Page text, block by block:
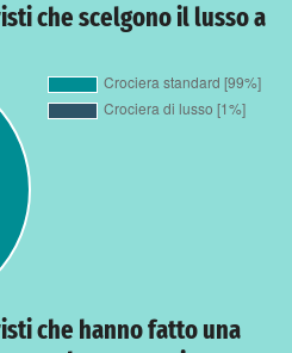
che scelgono il lusso a
che hanno fatto una